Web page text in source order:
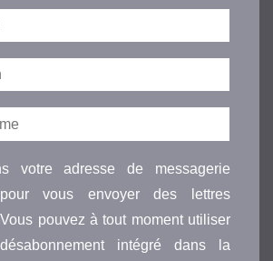
votre adresse de messagerie
pour vous envoyer des lettres
pouvez à tout moment utiliser
intégré dans la